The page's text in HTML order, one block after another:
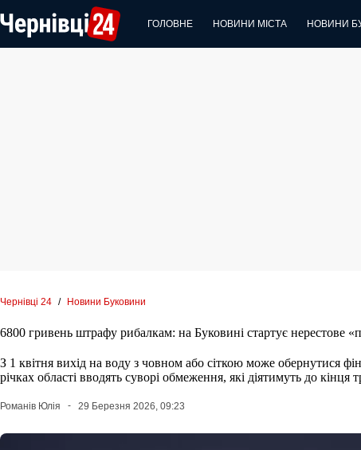
до
вмісту
ГОЛОВНЕ НОВИНИ МІСТА НОВИНИ
Чернівці 24 / Новини Буковини
6800 гривень штрафу рибалкам: на Буковині стартує нерестове
З 1 квітня вихід на воду з човном або сіткою може обернутися
річках області вводять суворі обмеження, які діятимуть до кінця
Романів Юлія 29 Березня 2026, 09:23